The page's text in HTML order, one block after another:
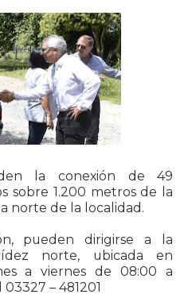
la conexión de 49
sobre 1.200 metros de la
norte de la localidad.
pueden dirigirse a la
norte, ubicada en
a viernes de 08:00 a
– 481201